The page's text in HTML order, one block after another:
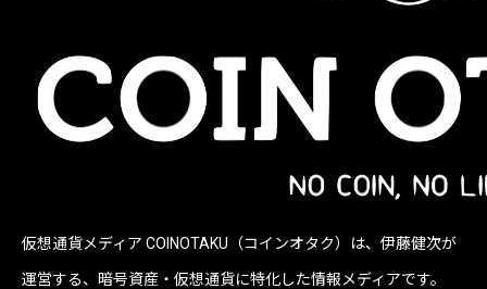
仮想通貨メディア COINOTAKU（コインオタク）は、伊藤健次が
運営する、暗号資産・仮想通貨に特化した情報メディアです。